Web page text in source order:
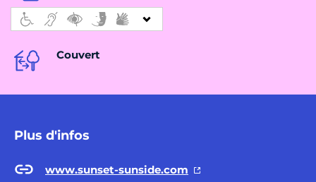
Couvert
Plus d'infos
www.sunset-sunside.com